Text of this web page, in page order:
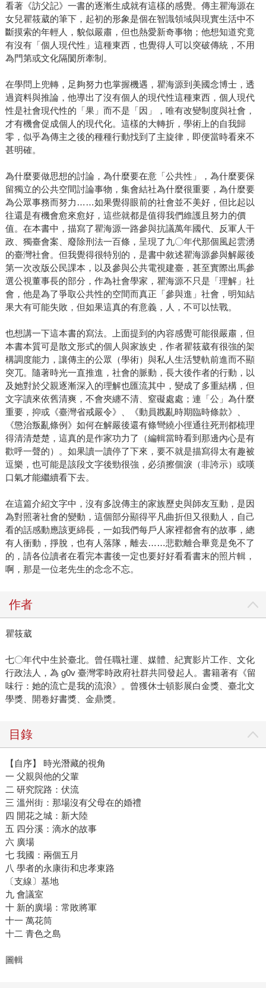
看著《訪父記》一書的逐漸生成就有這樣的感覺。傳主瞿海源在
女兒瞿筱葳的筆下，起初的形象是個在智識領域與現實生活中不
斷摸索的年輕人，貌似嚴肅，但也熱愛新奇事物；他想知道究竟
有沒有「個人現代性」這種東西，也覺得人可以突破傳統，不用
為門第或文化隔閡所牽制。
在學問上兜轉，足夠努力也掌握機遇，瞿海源到美國念博士，透
過資料與推論，他導出了沒有個人的現代性這種東西，個人現代
性是社會現代性的「果」而不是「因」，唯有改變制度與社會，
才有機會促成個人的現代化。這樣的大轉折，學術上的自我歸
零，似乎為傳主之後的種種行動找到了主旋律，即便當時看來不
甚明確。
為什麼要做思想的討論，為什麼要在意「公共性」，為什麼要保
留獨立的公共空間討論事物，集會結社為什麼很重要，為什麼要
為公眾事務而努力……如果覺得眼前的社會並不美好，但比起以
往還是有機會愈來愈好，這些就都是值得我們維護且努力的價
值。在本書中，描寫了瞿海源一路參與抗議萬年國代、反軍人干
政、獨臺會案、廢除刑法一百條，呈現了九〇年代那個風起雲湧
的臺灣社會。但我覺得很特別的，是書中敘述瞿海源參與解嚴後
第一次改版公民課本，以及參與公共電視建臺，甚至實際出馬參
選公視董事長的部分，作為社會學家，瞿海源不只是「理解」社
會，他是為了爭取公共性的空間而真正「參與進」社會，明知結
果大有可能失敗，但如果這真的有意義，人，不可以怯戰。
也想講一下這本書的寫法。上面提到的內容感覺可能很嚴肅，但
本書本質可是散文形式的個人與家族史，作者瞿筱葳有很強的架
構調度能力，讓傳主的公眾（學術）與私人生活雙軌前進而不顯
突兀。隨著時光一直推進，社會的脈動，長大後作者的行動，以
及她對於父親逐漸深入的理解也匯流其中，變成了多重結構，但
文字讀來依舊清爽，不會夾纏不清、窒礙處處；連「公」為什麼
重要，抑或《臺灣省戒嚴令》、《動員戡亂時期臨時條款》、
《懲治叛亂條例》如何在解嚴後還有條彎繞小徑通往死刑都梳理
得清清楚楚，這真的是作家功力了（編輯當時看到那邊內心是有
歡呼一聲的）。如果讀一讀停了下來，要不就是描寫得太有趣被
逗樂，也可能是該段文字後勁很強，必須擦個淚（非誇示）或嘆
口氣才能繼續看下去。
在這篇介紹文字中，沒有多說傳主的家族歷史與師友互動，是因
為對照著社會的變動，這個部分顯得平凡曲折但又很動人，自己
看的話感動應該更綿長，一如我們每戶人家裡都會有的故事，總
有人衝動，掙脫，也有人落隊，離去……悲歡離合畢竟是免不了
的，請各位讀者在看完本書後一定也要好好看看書末的照片輯，
啊，那是一位老先生的念念不忘。
作者
瞿筱葳
七〇年代中生於臺北。曾任職社運、媒體、紀實影片工作、文化
行政法人，為 g0v 臺灣零時政府社群共同發起人。書籍著有《留
味行：她的流亡是我的流浪》。曾獲休士頓影展白金獎、臺北文
學獎、開卷好書獎、金鼎獎。
目錄
【自序】 時光潛藏的視角
一 父親與他的父輩
二 研究院路：伏流
三 溫州街：那場沒有父母在的婚禮
四 開花之城：新大陸
五 四分溪：滴水的故事
六 廣場
七 我國：兩個五月
八 學者的永康街和忠孝東路
〔支線〕基地
九 會議室
十 新的廣場：常敗將軍
十一 萬花筒
十二 青色之島
圖輯